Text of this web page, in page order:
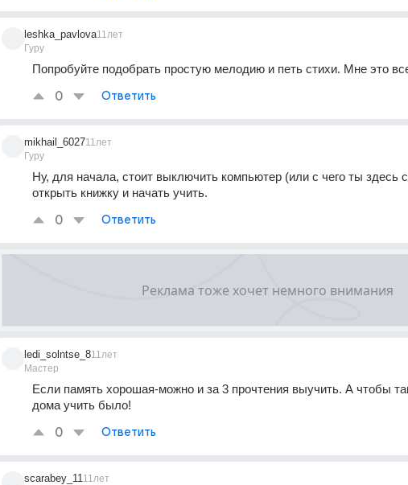
leshka_pavlova
Гуру
11лет
Попробуйте подобрать простую мелодию и петь стихи. Мне это
0 Ответить
mikhail_6027
Гуру
11лет
Ну, для начала, стоит выключить компьютер (или с чего ты
открыть книжку и начать учить.
0 Ответить
ledi_solntse_8
Мастер
11лет
Если память хорошая-можно и за 3 прочтения выучить. А чтобы
дома учить было!
0 Ответить
scarabey_1111лет